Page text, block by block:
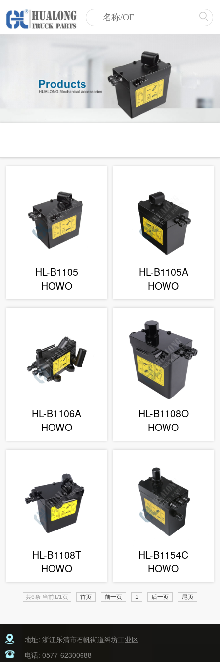
HL-B1105
HOWO
HL-B1105A
HOWO
HL-B1106A
HOWO
HL-B1108O
HOWO
HL-B1108T
HOWO
HL-B1154C
HOWO
共6条 当前1/1页 首页 前一页 1 后一页 尾页
地址: 浙江乐清市石帆街道绅坊工业区
电话: 0577-62300688